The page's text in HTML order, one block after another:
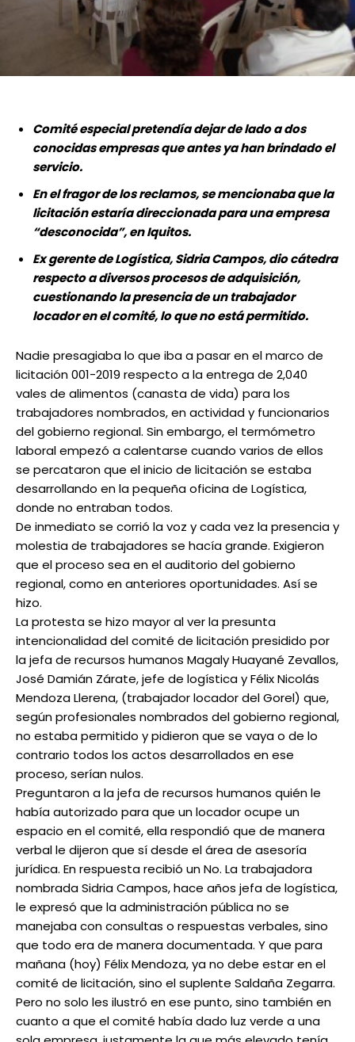
Comité especial pretendía dejar de lado a dos
conocidas empresas que antes ya han brindado el
servicio.
En el fragor de los reclamos, se mencionaba que la
licitación estaría direccionada para una empresa
“desconocida”, en Iquitos.
Ex gerente de Logística, Sidria Campos, dio cátedra
respecto a diversos procesos de adquisición,
cuestionando la presencia de un trabajador
locador en el comité, lo que no está permitido.
Nadie presagiaba lo que iba a pasar en el marco de
licitación 001-2019 respecto a la entrega de 2,040
vales de alimentos (canasta de vida) para los
trabajadores nombrados, en actividad y funcionarios
del gobierno regional. Sin embargo, el termómetro
laboral empezó a calentarse cuando varios de ellos
se percataron que el inicio de licitación se estaba
desarrollando en la pequeña oficina de Logística,
donde no entraban todos.
De inmediato se corrió la voz y cada vez la presencia y
molestia de trabajadores se hacía grande. Exigieron
que el proceso sea en el auditorio del gobierno
regional, como en anteriores oportunidades. Así se
hizo.
La protesta se hizo mayor al ver la presunta
intencionalidad del comité de licitación presidido por
la jefa de recursos humanos Magaly Huayané Zevallos,
José Damián Zárate, jefe de logística y Félix Nicolás
Mendoza Llerena, (trabajador locador del Gorel) que,
según profesionales nombrados del gobierno regional,
no estaba permitido y pidieron que se vaya o de lo
contrario todos los actos desarrollados en ese
proceso, serían nulos.
Preguntaron a la jefa de recursos humanos quién le
había autorizado para que un locador ocupe un
espacio en el comité, ella respondió que de manera
verbal le dijeron que sí desde el área de asesoría
jurídica. En respuesta recibió un No. La trabajadora
nombrada Sidria Campos, hace años jefa de logística,
le expresó que la administración pública no se
manejaba con consultas o respuestas verbales, sino
que todo era de manera documentada. Y que para
mañana (hoy) Félix Mendoza, ya no debe estar en el
comité de licitación, sino el suplente Saldaña Zegarra.
Pero no solo les ilustró en ese punto, sino también en
cuanto a que el comité había dado luz verde a una